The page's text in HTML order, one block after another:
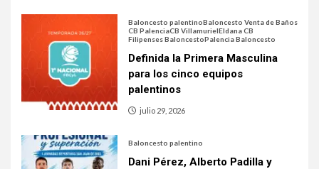
Baloncesto palentinoBaloncesto Venta de Baños
CB PalenciaCB VillamurielEldana CB
Filipenses BaloncestoPalencia Baloncesto
Definida la Primera Masculina
para los cinco equipos
palentinos
julio 29, 2026
Baloncesto palentino
Dani Pérez, Alberto Padilla y